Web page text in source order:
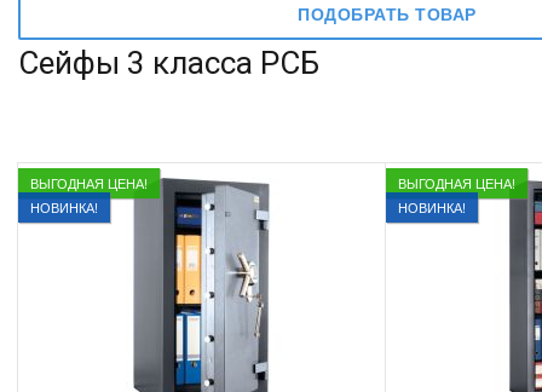
ПОДОБРАТЬ ТОВАР
Сейфы 3 класса РСБ
ВЫГОДНАЯ ЦЕНА!
НОВИНКА!
ВЫГОДНАЯ ЦЕНА!
НОВИНКА!